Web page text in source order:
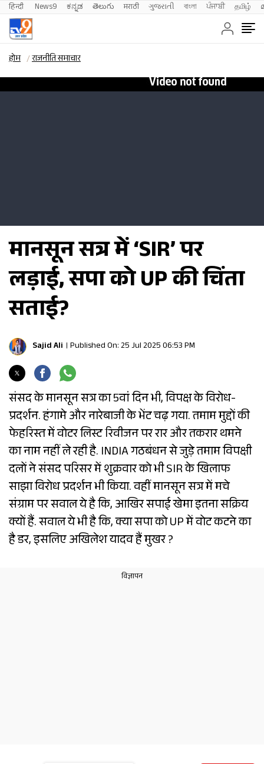
हिन्दी News9 ಕನ್ನಡ తెలుగు मराठी ગુજરાતી বাংলা ਪੰਜਾਬੀ தமிழ்
होम राजनीति समाचार
मानसून सत्र में ‘SIR’ पर
लड़ाई, सपा को UP की चिंता
सताई?
Sajid Ali Published On: 25 Jul 2025 06:53 PM
संसद के मानसून सत्र का 5वां दिन भी, विपक्ष के विरोध-
प्रदर्शन. हंगामे और नारेबाजी के भेंट चढ़ गया. तमाम मुद्दों की
फेहरिस्त में वोटर लिस्ट रिवीजन पर रार और तकरार थमने
का नाम नहीं ले रही है. INDIA गठबंधन से जुड़े तमाम विपक्षी
दलों ने संसद परिसर में शुक्रवार को भी SIR के खिलाफ
साझा विरोध प्रदर्शन भी किया. वहीं मानसून सत्र में मचे
संग्राम पर सवाल ये है कि, आखिर सपाई खेमा इतना सक्रिय
क्यों हैं. सवाल ये भी है कि, क्या सपा को UP में वोट कटने का
है डर, इसलिए अखिलेश यादव हैं मुखर ?